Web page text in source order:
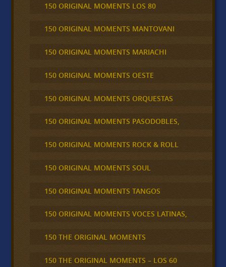
150 ORIGINAL MOMENTS LOS 80
150 ORIGINAL MOMENTS MANTOVANI
150 ORIGINAL MOMENTS MARIACHI
150 ORIGINAL MOMENTS OESTE
150 ORIGINAL MOMENTS ORQUESTAS
150 ORIGINAL MOMENTS PASODOBLES,
150 ORIGINAL MOMENTS ROCK & ROLL
150 ORIGINAL MOMENTS SOUL
150 ORIGINAL MOMENTS TANGOS
150 ORIGINAL MOMENTS VOCES LATINAS,
150 THE ORIGINAL MOMENTS
150 THE ORIGINAL MOMENTS – LOS 60